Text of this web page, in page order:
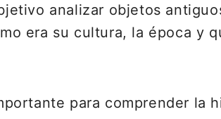
analizar objetos
era su cultura, la época y
para comprender la